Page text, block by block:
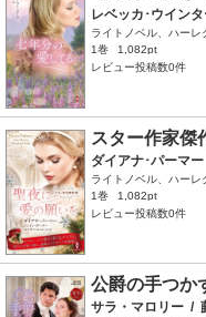
レベッカ･ウイン
ライトノベル、ハーレ
1巻
1,082pt
レビュー投稿数0件
スター作家傑
ダイアナ･パーマー
ライトノベル、ハーレ
1巻
1,082pt
レビュー投稿数0件
公爵の手つか
サラ・マロリー /